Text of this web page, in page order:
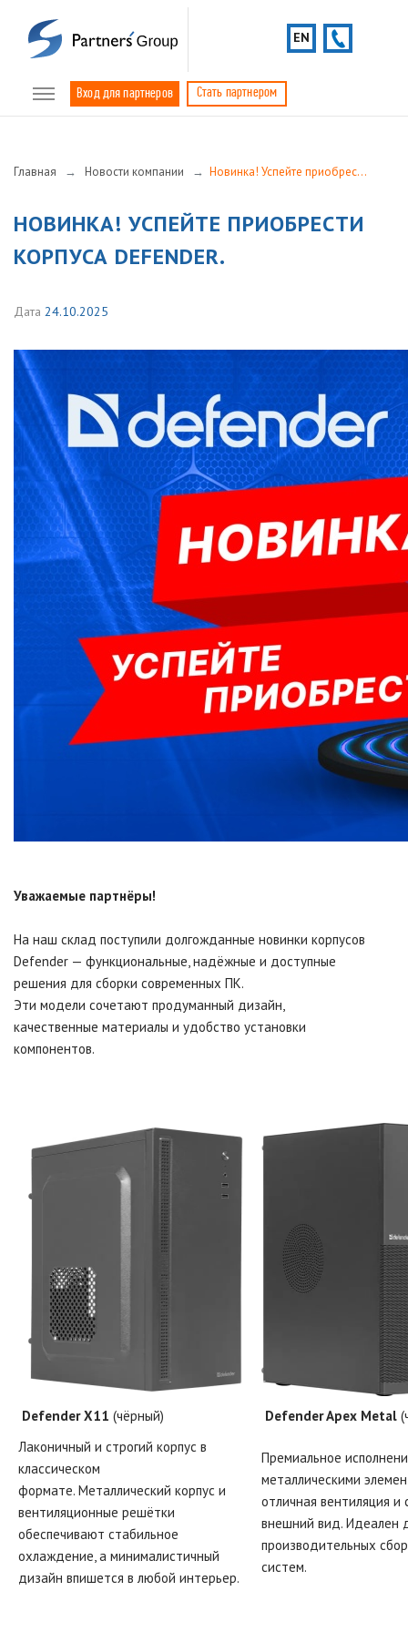
EN
Вход для партнеров Стать партнером
Главная Новости компании Новинка! Успейте приобрести корпуса Defender.
НОВИНКА! УСПЕЙТЕ ПРИОБРЕСТИ
КОРПУСА DEFENDER.
Дата 24.10.2025
Уважаемые партнёры!
На наш склад поступили долгожданные новинки корпусов
Defender — функциональные, надёжные и доступные
решения для сборки современных ПК.
Эти модели сочетают продуманный дизайн,
качественные материалы и удобство установки
компонентов.
Defender X11 (чёрный) Defender Apex Metal
Лаконичный и строгий корпус в
классическом
формате. Металлический корпус и
вентиляционные решётки
обеспечивают стабильное
охлаждение, а минималистичный
дизайн впишется в любой интерьер.
Премиальное
металлическими
отличная вентиляция и
внешний вид. Идеален
производительных
систем.